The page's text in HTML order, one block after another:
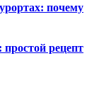
почему
рецепт